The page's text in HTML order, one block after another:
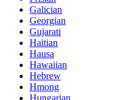
Galician
Georgian
Gujarati
Haitian
Hausa
Hawaiian
Hebrew
Hmong
Hungarian